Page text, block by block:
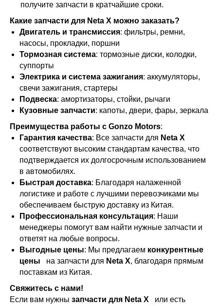
получите запчасти в кратчайшие сроки.
Какие запчасти для Neta X можно заказать?
Двигатель и трансмиссия: фильтры, ремни,
насосы, прокладки, поршни
Тормозная система: тормозные диски, колодки,
суппорты
Электрика и система зажигания: аккумуляторы,
свечи зажигания, стартеры
Подвеска: амортизаторы, стойки, рычаги
Кузовные запчасти: капоты, двери, фары, зеркала
Преимущества работы с Gonzo Motors:
Гарантия качества: Все запчасти для Neta X
соответствуют высоким стандартам качества, что
подтверждается их долгосрочным использованием
в автомобилях.
Быстрая доставка: Благодаря налаженной
логистике и работе с лучшими перевозчиками мы
обеспечиваем быструю доставку из Китая.
Профессиональная консультация: Наши
менеджеры помогут вам найти нужные запчасти и
ответят на любые вопросы.
Выгодные цены: Мы предлагаем конкурентные
цены
на запчасти для Neta X, благодаря прямым
поставкам из Китая.
Свяжитесь с нами!
Если вам нужны запчасти для Neta X
или есть